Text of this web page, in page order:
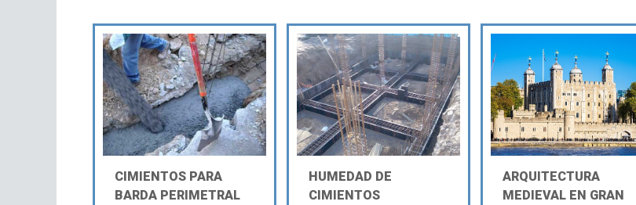
CIMIENTOS PARA
BARDA PERIMETRAL
HUMEDAD DE
CIMIENTOS
ARQUITECTURA
MEDIEVAL EN GRAN